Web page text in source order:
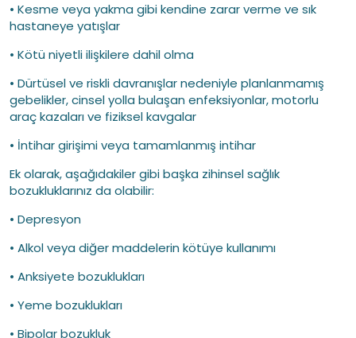
• Kesme veya yakma gibi kendine zarar verme ve sık
hastaneye yatışlar
• Kötü niyetli ilişkilere dahil olma
• Dürtüsel ve riskli davranışlar nedeniyle planlanmamış
gebelikler, cinsel yolla bulaşan enfeksiyonlar, motorlu
araç kazaları ve fiziksel kavgalar
• İntihar girişimi veya tamamlanmış intihar
Ek olarak, aşağıdakiler gibi başka zihinsel sağlık
bozukluklarınız da olabilir:
• Depresyon
• Alkol veya diğer maddelerin kötüye kullanımı
• Anksiyete bozuklukları
• Yeme bozuklukları
• Bipolar bozukluk